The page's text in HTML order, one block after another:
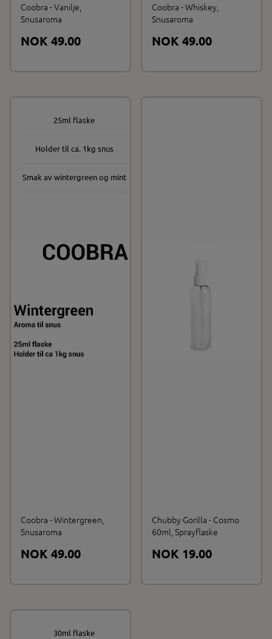
Coobra - Vanilje,
Snusaroma
NOK 49.00
Coobra - Whiskey,
Snusaroma
NOK 49.00
Coobra - Wintergreen,
Snusaroma
NOK 49.00
25ml flaske
Holder til ca. 1kg snus
Smak av wintergreen og mint
Chubby Gorilla - Cosmo
60ml, Sprayflaske
NOK 19.00
30ml flaske